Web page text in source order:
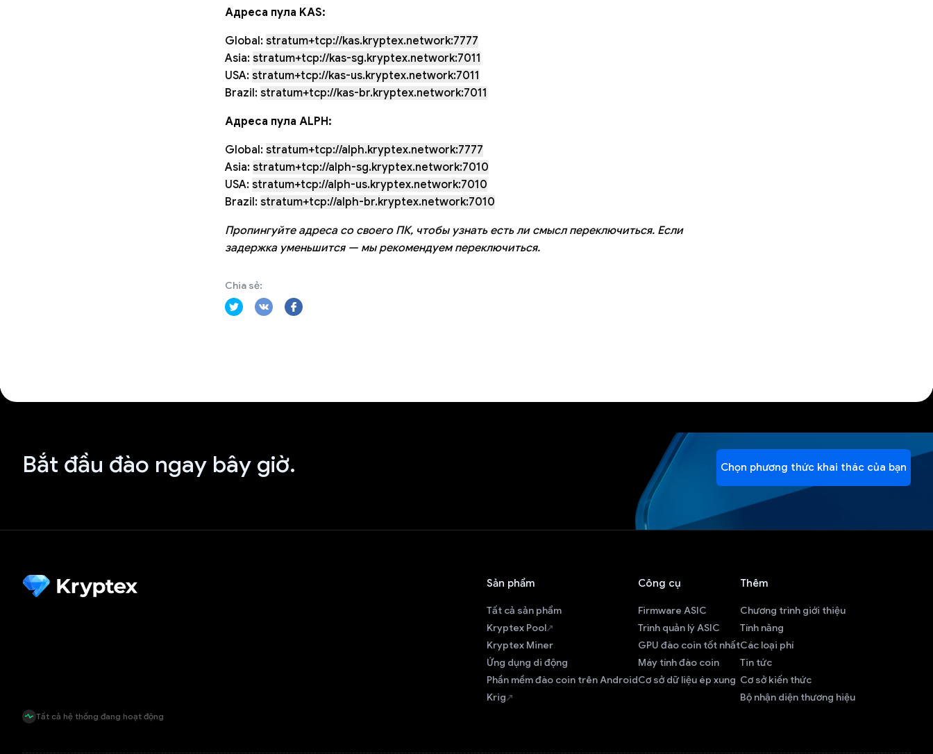
Адреса пула KAS:
Global: stratum+tcp://kas.kryptex.network:7777
Asia: stratum+tcp://kas-sg.kryptex.network:7011
USA: stratum+tcp://kas-us.kryptex.network:7011
Brazil: stratum+tcp://kas-br.kryptex.network:7011
Адреса пула ALPH:
Global: stratum+tcp://alph.kryptex.network:7777
Asia: stratum+tcp://alph-sg.kryptex.network:7010
USA: stratum+tcp://alph-us.kryptex.network:7010
Brazil: stratum+tcp://alph-br.kryptex.network:7010
Пропингуйте адреса со своего ПК, чтобы узнать есть ли смысл переключиться. Если
задержка уменьшится — мы рекомендуем переключиться.
Chia sẻ:
Bắt đầu đào ngay bây giờ. Chọn phương thức khai thác của bạn
Tất cả hệ thống đang hoạt động
Sản phẩm
Tất cả sản phẩm
Kryptex Pool
Kryptex Miner
Ứng dụng di động
Phần mềm đào coin trên Android
Krig
Công cụ
Firmware ASIC
Trình quản lý ASIC
GPU đào coin tốt nhất
Máy tính đào coin
Cơ sở dữ liệu ép xung
Thêm
Chương trình giới thiệu
Tính năng
Các loại phí
Tin tức
Cơ sở kiến thức
Bộ nhận diện thương hiệu